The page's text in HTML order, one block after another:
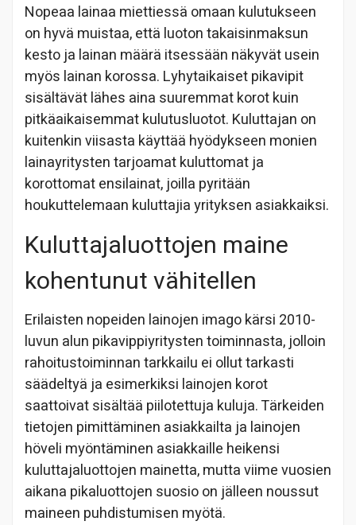
Nopeaa lainaa miettiessä omaan kulutukseen
on hyvä muistaa, että luoton takaisinmaksun
kesto ja lainan määrä itsessään näkyvät usein
myös lainan korossa. Lyhytaikaiset pikavipit
sisältävät lähes aina suuremmat korot kuin
pitkäaikaisemmat kulutusluotot. Kuluttajan on
kuitenkin viisasta käyttää hyödykseen monien
lainayritysten tarjoamat kuluttomat ja
korottomat ensilainat, joilla pyritään
houkuttelemaan kuluttajia yrityksen asiakkaiksi.
Kuluttajaluottojen maine
kohentunut vähitellen
Erilaisten nopeiden lainojen imago kärsi 2010-
luvun alun pikavippiyritysten toiminnasta, jolloin
rahoitustoiminnan tarkkailu ei ollut tarkasti
säädeltyä ja esimerkiksi lainojen korot
saattoivat sisältää piilotettuja kuluja. Tärkeiden
tietojen pimittäminen asiakkailta ja lainojen
höveli myöntäminen asiakkaille heikensi
kuluttajaluottojen mainetta, mutta viime vuosien
aikana pikaluottojen suosio on jälleen noussut
maineen puhdistumisen myötä.